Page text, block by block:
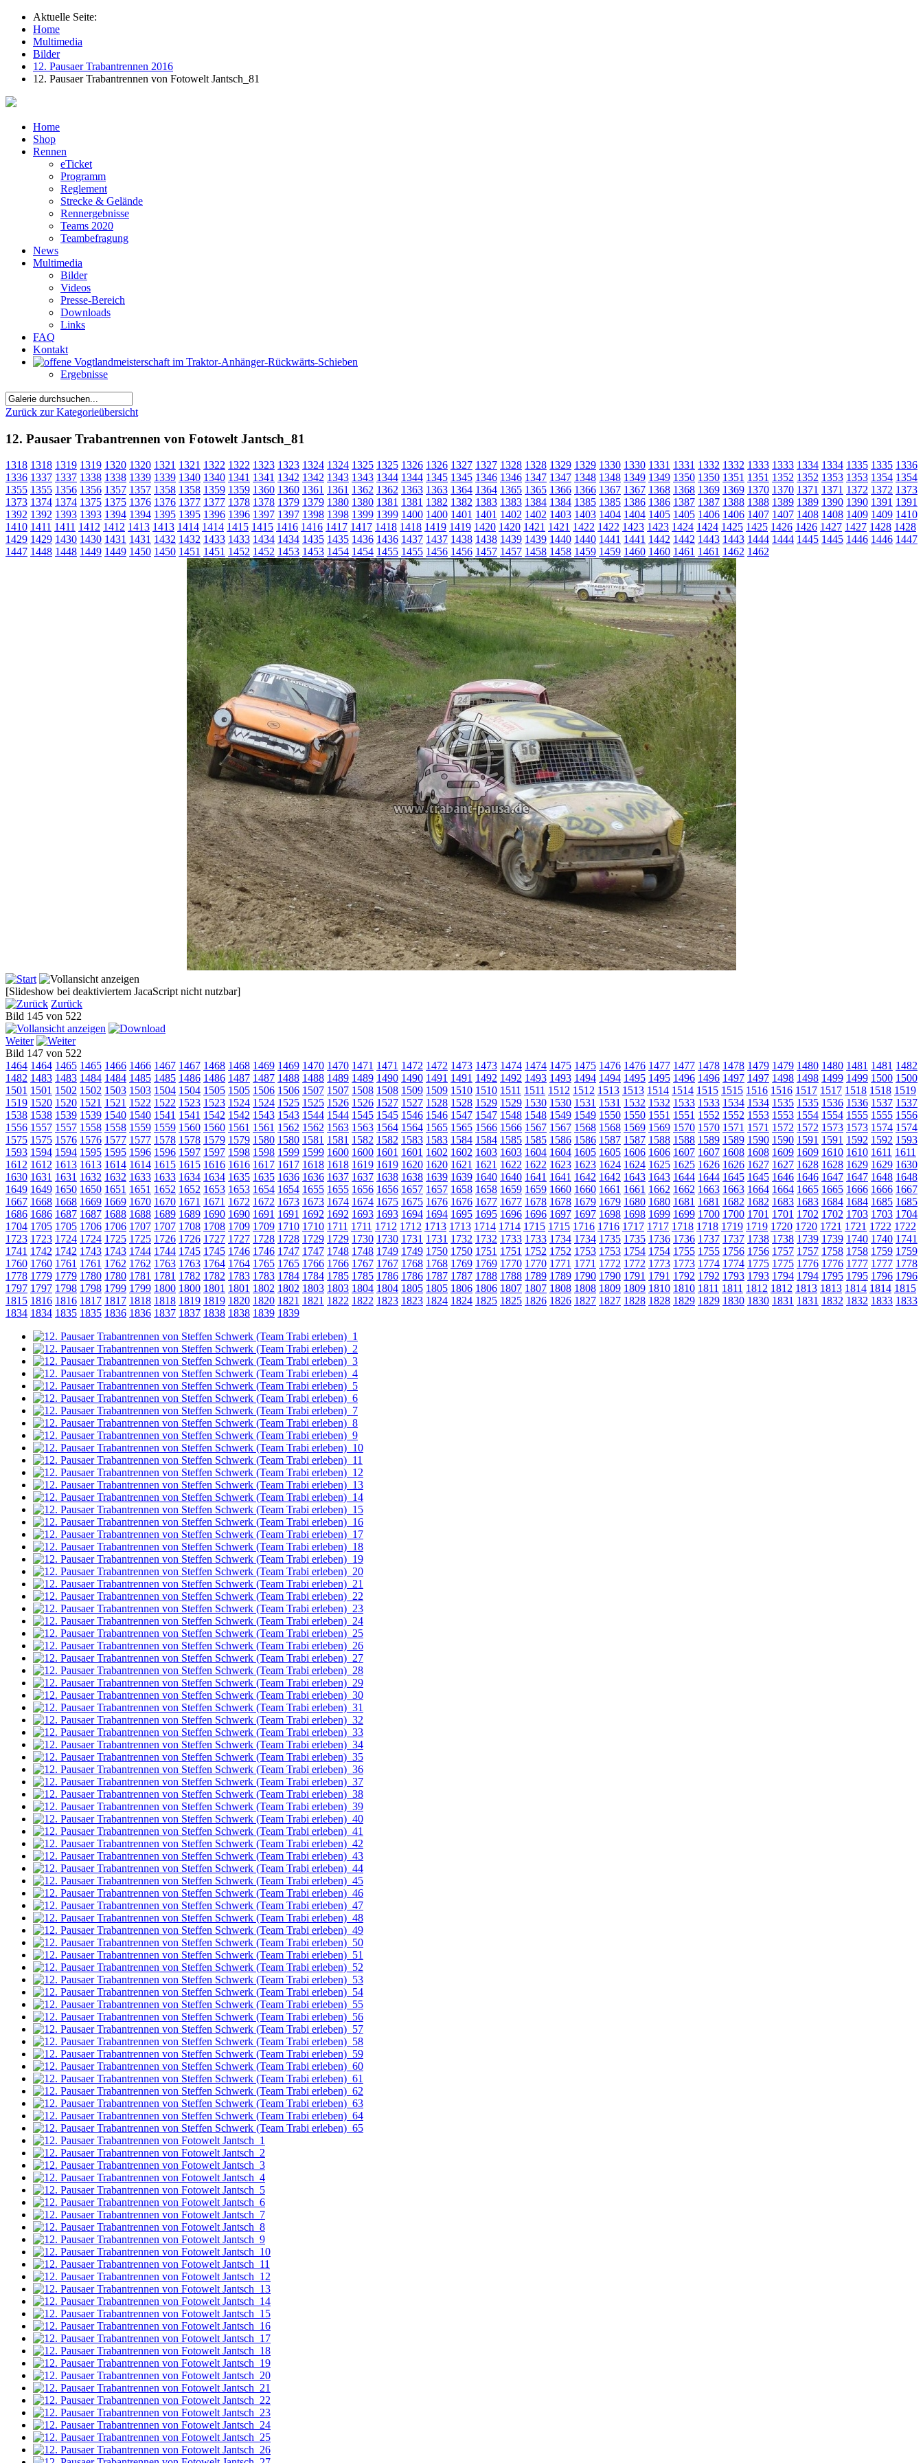
Aktuelle Seite:
Home
Multimedia
Bilder
12. Pausaer Trabantrennen 2016
12. Pausaer Trabantrennen von Fotowelt Jantsch_81
Home
Shop
Rennen
eTicket
Programm
Reglement
Strecke & Gelände
Rennergebnisse
Teams 2020
Teambefragung
News
Multimedia
Bilder
Videos
Presse-Bereich
Downloads
Links
FAQ
Kontakt
Ergebnisse
Zurück zur Kategorieübersicht
12. Pausaer Trabantrennen von Fotowelt Jantsch_81
1318 1318 1319 1319 1320 1320 1321 1321 1322 1322 1323 1323 1324 1324 1325 1325 1326 1326 1327 1327 1328 1328 1329 1329 1330 1330 1331 1331 1332 1332 1333 1333 1334 1334 1335 1335 1336
1336 1337 1337 1338 1338 1339 1339 1340 1340 1341 1341 1342 1342 1343 1343 1344 1344 1345 1345 1346 1346 1347 1347 1348 1348 1349 1349 1350 1350 1351 1351 1352 1352 1353 1353 1354 1354
1355 1355 1356 1356 1357 1357 1358 1358 1359 1359 1360 1360 1361 1361 1362 1362 1363 1363 1364 1364 1365 1365 1366 1366 1367 1367 1368 1368 1369 1369 1370 1370 1371 1371 1372 1372 1373
1373 1374 1374 1375 1375 1376 1376 1377 1377 1378 1378 1379 1379 1380 1380 1381 1381 1382 1382 1383 1383 1384 1384 1385 1385 1386 1386 1387 1387 1388 1388 1389 1389 1390 1390 1391 1391
1392 1392 1393 1393 1394 1394 1395 1395 1396 1396 1397 1397 1398 1398 1399 1399 1400 1400 1401 1401 1402 1402 1403 1403 1404 1404 1405 1405 1406 1406 1407 1407 1408 1408 1409 1409 1410
1410 1411 1411 1412 1412 1413 1413 1414 1414 1415 1415 1416 1416 1417 1417 1418 1418 1419 1419 1420 1420 1421 1421 1422 1422 1423 1423 1424 1424 1425 1425 1426 1426 1427 1427 1428 1428
1429 1429 1430 1430 1431 1431 1432 1432 1433 1433 1434 1434 1435 1435 1436 1436 1437 1437 1438 1438 1439 1439 1440 1440 1441 1441 1442 1442 1443 1443 1444 1444 1445 1445 1446 1446 1447
1447 1448 1448 1449 1449 1450 1450 1451 1451 1452 1452 1453 1453 1454 1454 1455 1455 1456 1456 1457 1457 1458 1458 1459 1459 1460 1460 1461 1461 1462 1462
[Slideshow bei deaktiviertem JacaScript nicht nutzbar]
Zurück
Bild 145 von 522
Weiter
Bild 147 von 522
1464 1464 1465 1465 1466 1466 1467 1467 1468 1468 1469 1469 1470 1470 1471 1471 1472 1472 1473 1473 1474 1474 1475 1475 1476 1476 1477 1477 1478 1478 1479 1479 1480 1480 1481 1481 1482
1482 1483 1483 1484 1484 1485 1485 1486 1486 1487 1487 1488 1488 1489 1489 1490 1490 1491 1491 1492 1492 1493 1493 1494 1494 1495 1495 1496 1496 1497 1497 1498 1498 1499 1499 1500 1500
1501 1501 1502 1502 1503 1503 1504 1504 1505 1505 1506 1506 1507 1507 1508 1508 1509 1509 1510 1510 1511 1511 1512 1512 1513 1513 1514 1514 1515 1515 1516 1516 1517 1517 1518 1518 1519
1519 1520 1520 1521 1521 1522 1522 1523 1523 1524 1524 1525 1525 1526 1526 1527 1527 1528 1528 1529 1529 1530 1530 1531 1531 1532 1532 1533 1533 1534 1534 1535 1535 1536 1536 1537 1537
1538 1538 1539 1539 1540 1540 1541 1541 1542 1542 1543 1543 1544 1544 1545 1545 1546 1546 1547 1547 1548 1548 1549 1549 1550 1550 1551 1551 1552 1552 1553 1553 1554 1554 1555 1555 1556
1556 1557 1557 1558 1558 1559 1559 1560 1560 1561 1561 1562 1562 1563 1563 1564 1564 1565 1565 1566 1566 1567 1567 1568 1568 1569 1569 1570 1570 1571 1571 1572 1572 1573 1573 1574 1574
1575 1575 1576 1576 1577 1577 1578 1578 1579 1579 1580 1580 1581 1581 1582 1582 1583 1583 1584 1584 1585 1585 1586 1586 1587 1587 1588 1588 1589 1589 1590 1590 1591 1591 1592 1592 1593
1593 1594 1594 1595 1595 1596 1596 1597 1597 1598 1598 1599 1599 1600 1600 1601 1601 1602 1602 1603 1603 1604 1604 1605 1605 1606 1606 1607 1607 1608 1608 1609 1609 1610 1610 1611 1611
1612 1612 1613 1613 1614 1614 1615 1615 1616 1616 1617 1617 1618 1618 1619 1619 1620 1620 1621 1621 1622 1622 1623 1623 1624 1624 1625 1625 1626 1626 1627 1627 1628 1628 1629 1629 1630
1630 1631 1631 1632 1632 1633 1633 1634 1634 1635 1635 1636 1636 1637 1637 1638 1638 1639 1639 1640 1640 1641 1641 1642 1642 1643 1643 1644 1644 1645 1645 1646 1646 1647 1647 1648 1648
1649 1649 1650 1650 1651 1651 1652 1652 1653 1653 1654 1654 1655 1655 1656 1656 1657 1657 1658 1658 1659 1659 1660 1660 1661 1661 1662 1662 1663 1663 1664 1664 1665 1665 1666 1666 1667
1667 1668 1668 1669 1669 1670 1670 1671 1671 1672 1672 1673 1673 1674 1674 1675 1675 1676 1676 1677 1677 1678 1678 1679 1679 1680 1680 1681 1681 1682 1682 1683 1683 1684 1684 1685 1685
1686 1686 1687 1687 1688 1688 1689 1689 1690 1690 1691 1691 1692 1692 1693 1693 1694 1694 1695 1695 1696 1696 1697 1697 1698 1698 1699 1699 1700 1700 1701 1701 1702 1702 1703 1703 1704
1704 1705 1705 1706 1706 1707 1707 1708 1708 1709 1709 1710 1710 1711 1711 1712 1712 1713 1713 1714 1714 1715 1715 1716 1716 1717 1717 1718 1718 1719 1719 1720 1720 1721 1721 1722 1722
1723 1723 1724 1724 1725 1725 1726 1726 1727 1727 1728 1728 1729 1729 1730 1730 1731 1731 1732 1732 1733 1733 1734 1734 1735 1735 1736 1736 1737 1737 1738 1738 1739 1739 1740 1740 1741
1741 1742 1742 1743 1743 1744 1744 1745 1745 1746 1746 1747 1747 1748 1748 1749 1749 1750 1750 1751 1751 1752 1752 1753 1753 1754 1754 1755 1755 1756 1756 1757 1757 1758 1758 1759 1759
1760 1760 1761 1761 1762 1762 1763 1763 1764 1764 1765 1765 1766 1766 1767 1767 1768 1768 1769 1769 1770 1770 1771 1771 1772 1772 1773 1773 1774 1774 1775 1775 1776 1776 1777 1777 1778
1778 1779 1779 1780 1780 1781 1781 1782 1782 1783 1783 1784 1784 1785 1785 1786 1786 1787 1787 1788 1788 1789 1789 1790 1790 1791 1791 1792 1792 1793 1793 1794 1794 1795 1795 1796 1796
1797 1797 1798 1798 1799 1799 1800 1800 1801 1801 1802 1802 1803 1803 1804 1804 1805 1805 1806 1806 1807 1807 1808 1808 1809 1809 1810 1810 1811 1811 1812 1812 1813 1813 1814 1814 1815
1815 1816 1816 1817 1817 1818 1818 1819 1819 1820 1820 1821 1821 1822 1822 1823 1823 1824 1824 1825 1825 1826 1826 1827 1827 1828 1828 1829 1829 1830 1830 1831 1831 1832 1832 1833 1833
1834 1834 1835 1835 1836 1836 1837 1837 1838 1838 1839 1839